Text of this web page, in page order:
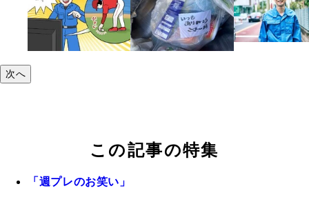
次へ
この記事の特集
「週プレのお笑い」